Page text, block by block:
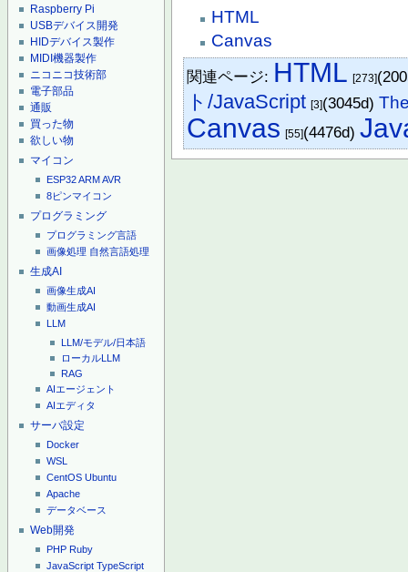
Raspberry Pi
USBデバイス開発
HIDデバイス製作
MIDI機器製作
ニコニコ技術部
電子部品
通販
買った物
欲しい物
マイコン
ESP32ARMAVR
8ピンマイコン
プログラミング
プログラミング言語
画像処理 自然言語処理
生成AI
画像生成AI
動画生成AI
LLM
LLM/モデル/日本語
ローカルLLM
RAG
AIエージェント
AIエディタ
サーバ設定
Docker
WSL
CentOS Ubuntu
Apache
データベース
Web開発
PHP Ruby
JavaScript TypeScript
HTML
Canvas
関連ページ: HTML [273]
ト/JavaScript [3](3045d)
Canvas [55](4476d)